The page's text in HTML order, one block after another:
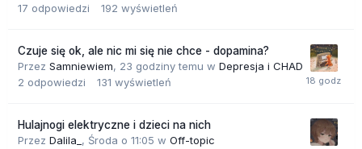
17 odpowiedzi 192 wyświetleń
Czuje się ok, ale nic mi się nie chce - dopamina?
Przez Samniewiem, 23 godziny temu w Depresja i CHAD
2 odpowiedzi 131 wyświetleń
Hulajnogi elektryczne i dzieci na nich
Przez Dalila_ , Środa o 11:05 w Off-topic